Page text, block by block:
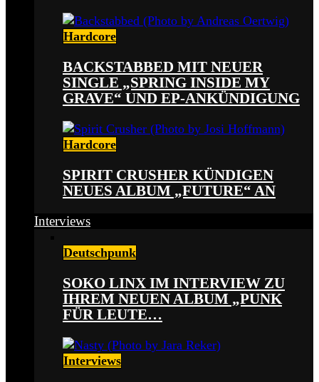
Hardcore
BACKSTABBED MIT NEUER
SINGLE „SPRING INSIDE MY
GRAVE“ UND EP-ANKÜNDIGUNG
Hardcore
SPIRIT CRUSHER KÜNDIGEN
NEUES ALBUM „FUTURE“ AN
Interviews
Deutschpunk
SOKO LINX IM INTERVIEW ZU
IHREM NEUEN ALBUM „PUNK
FÜR LEUTE…
Interviews